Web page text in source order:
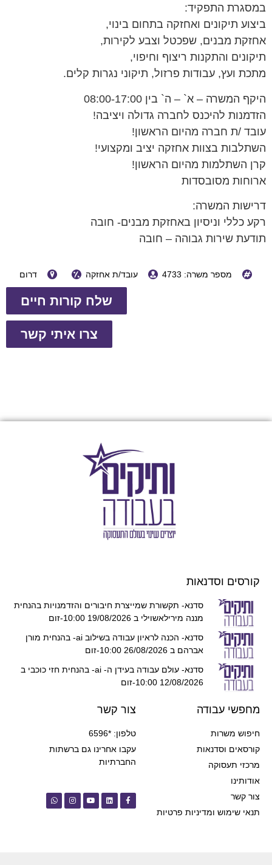
במסגרת התפקיד:
ביצוע תיקונים ואחזקה בתחום בינוי,
אחזקת מבנים, שפכטל וצבע לקירות,
תיקונים והתקנות ריצוף וחיפוי,
מתכת ועץ, עבודות פרזול, תיקוני נגרות קלים.
היקף המשרה – א` – ה` בין 08:00-17:00
הזדמנות להיכנס לחברה גדולה ויציבה!
עובד /ת חברה מהיום הראשון!
השתלבות בצוות אחזקה יציב ומקצועי!
קרן השתלמות מהיום הראשון!
ארוחות מסובסדות
דרישות המשרה:
רקע כללי וניסיון באחזקת מבנים- חובה
תודעת שירות גבוהה – חובה
מספר משרה: 4733 עובד/ת אחזקה דרום
שלח קורות חיים
צרו איתי קשר
קורסים וסדנאות
סדנא- תקשורת שמייצרת חיבורים והזדמנויות בהנחית
מננה מירילאשוילי ב 19/08/2026 10:00-זום
סדנא- הכנה לראיון עבודה בשילוב ai- בהנחית מורן
אברהם ב 26/08/2026 10:00-זום
סדנא- עולם עבודה בעידן ה- ai- בהנחית חזי כוכבי ב
12/08/2026 10:00-זום
מחפשי עבודה
חיפוש משרות
קורסאים וסדנאות
מרכזי תעסוקה
אודותינו
צור קשר
תנאי שימוש ומדיניות פרטיות
צור קשר
טלפון: *6596
עקבו אחרינו גם ברשתות
החברתיות